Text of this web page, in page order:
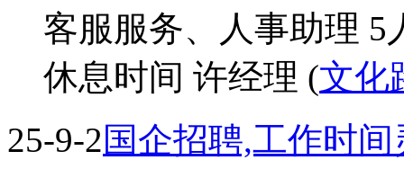
客服服务、人事助理 5
休息时间 许经理 (文化
25-9-2国企招聘,工作时